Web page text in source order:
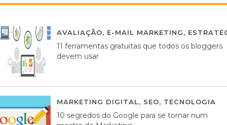
AVALIAÇÃO, E-MAIL MARKETING,
11 ferramentas gratuitas que todos os bloggers
devem usar
MARKETING DIGITAL, SEO, TECNOLOGIA
10 segredos do Google para se tornar num